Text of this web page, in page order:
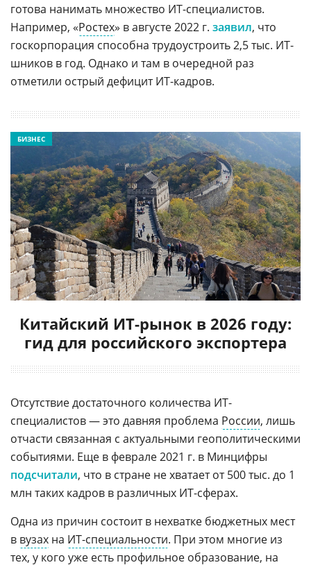
готова нанимать множество ИТ-специалистов.
Например, «Ростех» в августе 2022 г. заявил, что
госкорпорация способна трудоустроить 2,5 тыс. ИТ-
шников в год. Однако и там в очередной раз
отметили острый дефицит ИТ-кадров.
Китайский ИТ-рынок в 2026 году:
гид для российского экспортера
БИЗНЕС
Отсутствие достаточного количества ИТ-
специалистов — это давняя проблема России, лишь
отчасти связанная с актуальными геополитическими
событиями. Еще в феврале 2021 г. в Минцифры
подсчитали, что в стране не хватает от 500 тыс. до 1
млн таких кадров в различных ИТ-сферах.
Одна из причин состоит в нехватке бюджетных мест
в вузах на ИТ-специальности. При этом многие из
тех, у кого уже есть профильное образование, на